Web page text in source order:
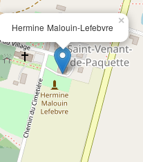
Hermine Malouin-Lefebvre
×